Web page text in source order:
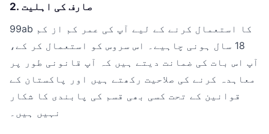
2. صارف کی اہلیت
99ab کا استعمال کرنے کے لیے آپ کی عمر کم از کم
18 سال ہونی چاہیے۔ اس سروس کو استعمال کر کے،
آپ اس بات کی ضمانت دیتے ہیں کہ آپ قانونی طور پر
معاہدہ کرنے کی صلاحیت رکھتے ہیں اور پاکستان کے
قوانین کے تحت کسی بھی قسم کی پابندی کا شکار
نہیں ہیں۔